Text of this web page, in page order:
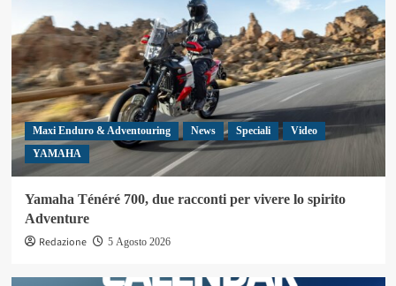
Maxi Enduro & Adventouring News Speciali
Video
YAMAHA
Yamaha Ténéré 700, due racconti per vivere lo spirito
Adventure
Redazione
5 Agosto 2026